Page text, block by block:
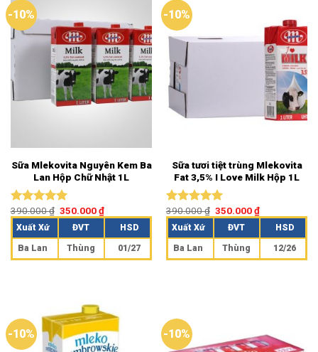
-10%
Sữa Mlekovita Nguyên Kem Ba
Lan Hộp Chữ Nhật 1L
Được xếp
hạng 5.00
390.000₫ 350.000₫
Xuất Xứ ĐVT HSD
Ba Lan Thùng 01/27
-10%
Sữa tươi tiệt trùng Mlekovita
Fat 3,5% I Love Milk Hộp 1L
Được xếp
hạng 5.00
390.000₫ 350.000₫
Xuất Xứ ĐVT HSD
Ba Lan Thùng 12/26
-10% -10%